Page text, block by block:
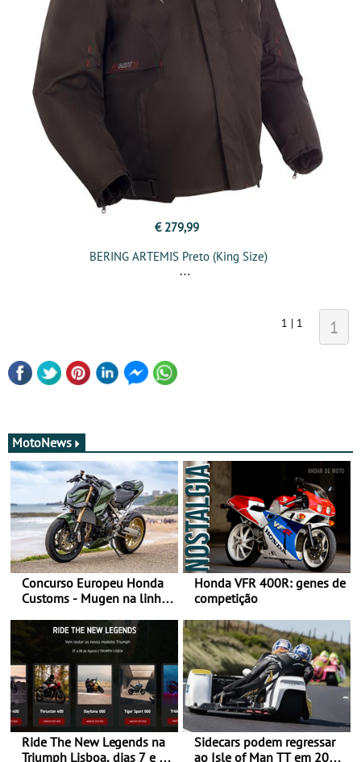
€ 279,99
BERING ARTEMIS Preto (King Size)
1 | 1 1
MotoNews
Concurso Europeu Honda
Customs - Mugen na linha
ganhar
Honda VFR 400R: genes de
competição
Ride The New Legends na
Triumph Lisboa, dias 7 e 8
Sidecars podem regressar
ao Isle of Man TT em 2027